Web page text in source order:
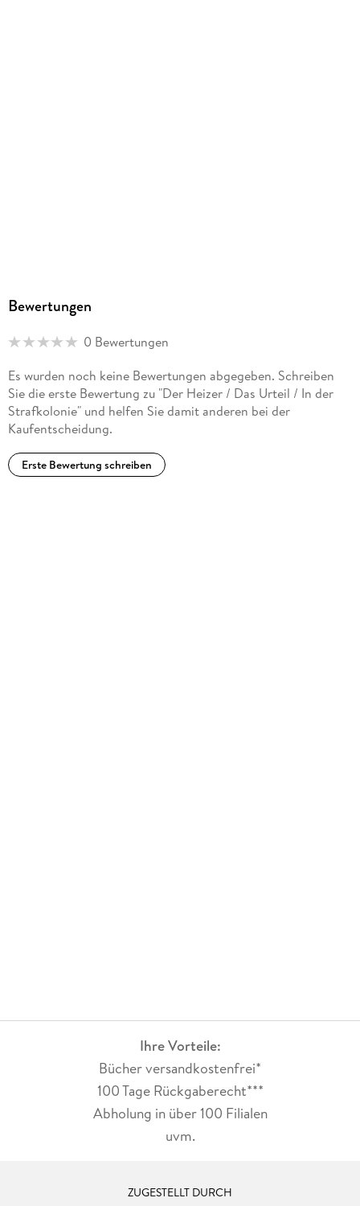
Bewertungen
0 Bewertungen
Es wurden noch keine Bewertungen abgegeben. Schreiben
Sie die erste Bewertung zu "Der Heizer / Das Urteil / In der
Strafkolonie" und helfen Sie damit anderen bei der
Kaufentscheidung.
Erste Bewertung schreiben
Ihre Vorteile:
Bücher versandkostenfrei*
100 Tage Rückgaberecht***
Abholung in über 100 Filialen
uvm.
ZUGESTELLT DURCH